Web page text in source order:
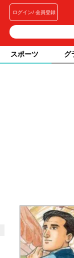
ログイン 会員登録
スポーツ グ